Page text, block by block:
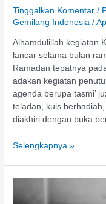
Tinggalkan Komentar /
Gemilang Indonesia/
Alhamdulillah kegiatan
lancar selama bulan
Ramadan tepatnya
adakan kegiatan
agenda berupa tasmi’
teladan, kuis
diakhiri dengan buka
Selengkapnya »